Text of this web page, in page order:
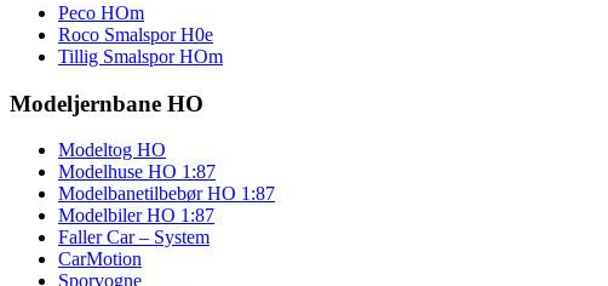
Peco HOm
Roco Smalspor H0e
Tillig Smalspor HOm
Modeljernbane HO
Modeltog HO
Modelhuse HO 1:87
Modelbanetilbebør HO 1:87
Modelbiler HO 1:87
Faller Car – System
CarMotion
Sporvogne